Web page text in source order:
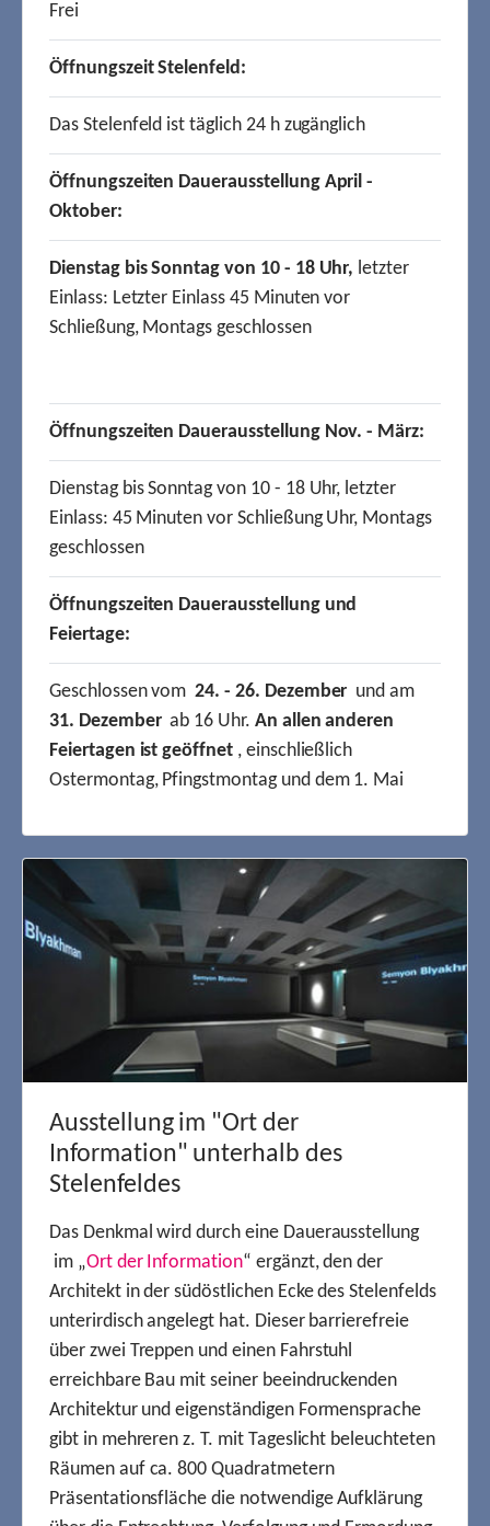
Ausstellung im "Ort der
Information" unterhalb des
Stelenfeldes
Das Denkmal wird durch eine Dauerausstellung
im „Ort der Information“ ergänzt, den der
Architekt in der südöstlichen Ecke des Stelenfelds
unterirdisch angelegt hat. Dieser barrierefreie
über zwei Treppen und einen Fahrstuhl
erreichbare Bau mit seiner beeindruckenden
Architektur und eigenständigen Formensprache
gibt in mehreren z. T. mit Tageslicht beleuchteten
Räumen auf ca. 800 Quadratmetern
Präsentationsfläche die notwendige Aufklärung
Frei
Öffnungszeit Stelenfeld:
Das Stelenfeld ist täglich 24 h zugänglich
Öffnungszeiten Dauerausstellung April -
Oktober:
Dienstag bis Sonntag von 10 - 18 Uhr, letzter
Einlass: Letzter Einlass 45 Minuten vor
Schließung, Montags geschlossen
Öffnungszeiten Dauerausstellung Nov. - März:
Dienstag bis Sonntag von 10 - 18 Uhr, letzter
Einlass: 45 Minuten vor Schließung Uhr, Montags
geschlossen
Öffnungszeiten Dauerausstellung und
Feiertage:
Geschlossen vom24. - 26. Dezember und am
31. Dezemberab 16 Uhr. An allen anderen
Feiertagen ist geöffnet, einschließlich
Ostermontag, Pfingstmontag und dem 1. Mai